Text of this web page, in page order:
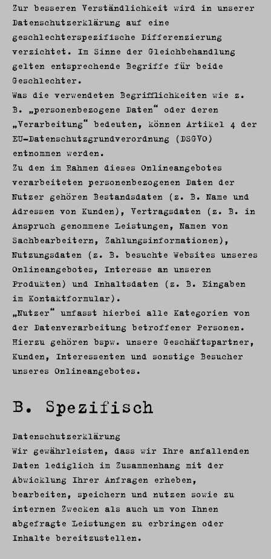
Zur besseren Verständlichkeit wird in unserer
Datenschutzerklärung auf eine
geschlechterspezifische Differenzierung
verzichtet. Im Sinne der Gleichbehandlung
gelten entsprechende Begriffe für beide
Geschlechter.
Was die verwendeten Begrifflichkeiten wie z.
B. „personenbezogene Daten“ oder deren
„Verarbeitung“ bedeuten, können Artikel 4 der
EU-Datenschutzgrundverordnung (DSGVO)
entnommen werden.
Zu den im Rahmen dieses Onlineangebotes
verarbeiteten personenbezogenen Daten der
Nutzer gehören Bestandsdaten (z. B. Name und
Adressen von Kunden), Vertragsdaten (z. B. in
Anspruch genommene Leistungen, Namen von
Sachbearbeitern, Zahlungsinformationen),
Nutzungsdaten (z. B. besuchte Websites unseres
Onlineangebotes, Interesse an unseren
Produkten) und Inhaltsdaten (z. B. Eingaben
im Kontaktformular).
„Nutzer“ umfasst hierbei alle Kategorien von
der Datenverarbeitung betroffener Personen.
Hierzu gehören bspw. unsere Geschäftspartner,
Kunden, Interessenten und sonstige Besucher
unseres Onlineangebotes.
B. Spezifisch
Datenschutzerklärung
Wir gewährleisten, dass wir Ihre anfallenden
Daten lediglich im Zusammenhang mit der
Abwicklung Ihrer Anfragen erheben,
bearbeiten, speichern und nutzen sowie zu
internen Zwecken als auch um von Ihnen
abgefragte Leistungen zu erbringen oder
Inhalte bereitzustellen.